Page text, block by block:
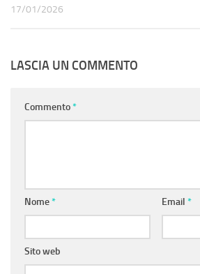
17/01/2026
LASCIA UN COMMENTO
Commento*
Nome* Email *
Sito web